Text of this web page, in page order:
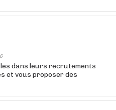
dans leurs recrutements
et vous proposer des